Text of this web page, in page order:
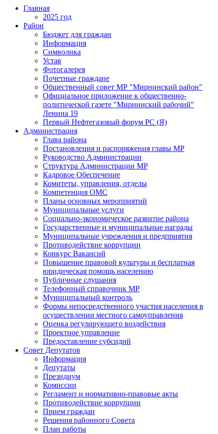
Главная
2025 год
Район
Бюджет для граждан
Информация
Символика
Устав
Фотогалерея
Почетные граждане
Общественный совет МР "Мирнинский район"
Официальное приложение к общественно-
политической газете "Мирнинский рабочий"
Ленина 19
Первый Нефтегазовый форум РС (Я)
Администрация
Глава района
Постановления и распоряжения главы МР
Руководство Администрации
Структура Администрации МР
Кадровое Обеспечение
Комитеты, управления, отделы
Компетенция ОМС
Планы основных мероприятий
Муниципальные услуги
Социально-экономическое развитие района
Государственные и муниципальные награды
Муниципальные учреждения и предприятия
Противодействие коррупции
Конкурс Вакансий
Повышение правовой культуры и бесплатная
юридическая помощь населению
Публичные слушания
Телефонный справочник МР
Муниципальный контроль
Формы непосредственного участия населения в
осуществлении местного самоуправления
Оценка регулирующего воздействия
Проектное управление
Предоставление субсидий
Совет Депутатов
Информация
Депутаты
Президиум
Комиссии
Регламент и нормативно-правовые акты
Противодействие коррупции
Прием граждан
Решения районного Совета
План работы